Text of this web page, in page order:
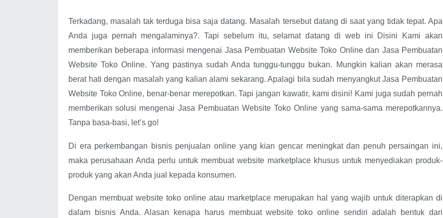
Terkadang, masalah tak terduga bisa saja datang. Masalah tersebut datang di saat yang tidak tepat. Apa
Anda juga pernah mengalaminya?. Tapi sebelum itu, selamat datang di web ini Disini Kami akan
memberikan beberapa informasi mengenai Jasa Pembuatan Website Toko Online dan Jasa Pembuatan
Website Toko Online. Yang pastinya sudah Anda tunggu-tunggu bukan. Mungkin kalian akan merasa
berat hati dengan masalah yang kalian alami sekarang. Apalagi bila sudah menyangkut Jasa Pembuatan
Website Toko Online, benar-benar merepotkan. Tapi jangan kawatir, kami disini! Kami juga sudah pernah
memberikan solusi mengenai Jasa Pembuatan Website Toko Online yang sama-sama merepotkannya.
Tanpa basa-basi, let’s go!
Di era perkembangan bisnis penjualan online yang kian gencar meningkat dan penuh persaingan ini,
maka perusahaan Anda perlu untuk membuat website marketplace khusus untuk menyediakan produk-
produk yang akan Anda jual kepada konsumen.
Dengan membuat website toko online atau marketplace merupakan hal yang wajib untuk diterapkan di
dalam bisnis Anda. Alasan kenapa harus membuat website toko online sendiri adalah bentuk dari